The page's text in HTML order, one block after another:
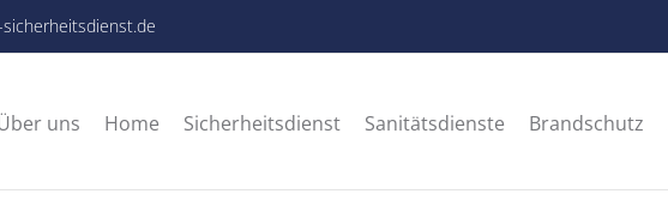
sicherheitsdienst.de
uns Home Sicherheitsdienst Sanitätsdienste Brandschutz